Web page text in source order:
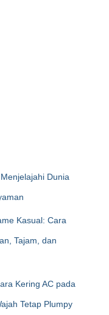
Dunia
Kasual: Cara
Tajam, dan
Kering AC pada
Tetap Plumpy